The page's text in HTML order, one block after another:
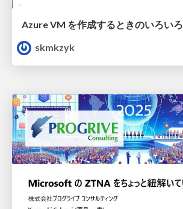
Azure VM を作成するときのいろいろ
skmkzyk